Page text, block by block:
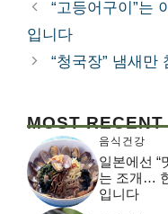
리
“고등어구이”는
입니다
“청국장” 냄새만
MOST RECENT
음식건강
일본에선 “
는 조개…
입니다